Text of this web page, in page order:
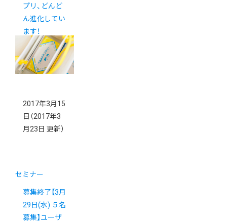
プリ、どんど
ん進化してい
ます！
2017年3月15
日 （2017年3
月23日 更新）
セミナー
募集終了【3月
29日(水) ５名
募集】ユーザ